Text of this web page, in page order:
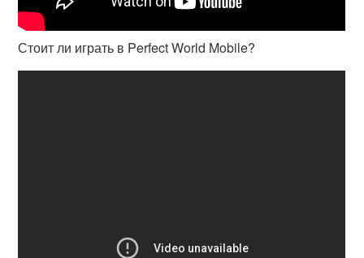
Стоит ли играть в Perfect World Mobile?